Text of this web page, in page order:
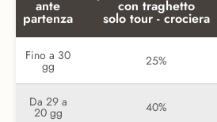
ante
partenza
con traghetto
solo tour - crociera
Fino a 30
gg 25%
Da 29 a
20 gg 40%